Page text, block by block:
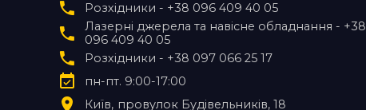
Розхідники - +38 096 409 40 05
Лазерні джерела та навісне обладнання - +38
096 409 40 05
Розхідники - +38 097 066 25 17
пн-пт. 9:00-17:00
Київ
провулок Будівельників, 18